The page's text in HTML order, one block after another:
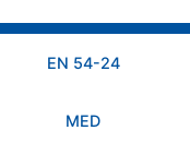
EN 54-24
MED